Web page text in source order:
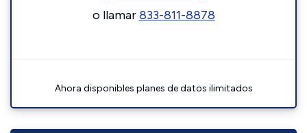
o llamar833-811-8878
Ahora disponibles planes de datos ilimitados